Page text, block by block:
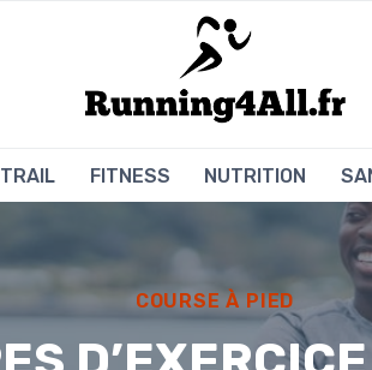
TRAIL FITNESS NUTRITION
COURSE À PIED